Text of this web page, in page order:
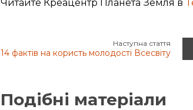
California,” Answers Research Journal
Читайте Креацентр Планета Земля в
Наступна стаття
14 фактів на користь молодості Всесвіту
Подібні матеріали